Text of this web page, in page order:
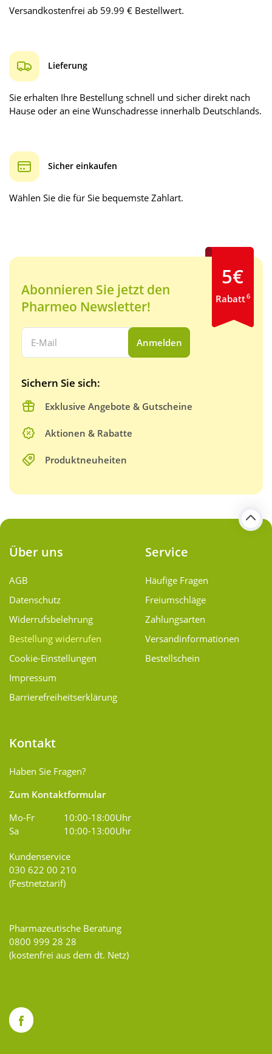
Versandkostenfrei ab 59.99 € Bestellwert.
Lieferung
Sie erhalten Ihre Bestellung schnell und sicher direkt nach
Hause oder an eine Wunschadresse innerhalb Deutschlands.
Sicher einkaufen
Wählen Sie die für Sie bequemste Zahlart.
Abonnieren Sie jetzt den
Pharmeo Newsletter!
Ihre E-Mail Adresse:
Anmelden
Sichern Sie sich:
Exklusive Angebote & Gutscheine
Aktionen & Rabatte
Produktneuheiten
5€
Rabatt6
Über uns
AGB
Datenschutz
Widerrufsbelehrung
Bestellung widerrufen
Cookie-Einstellungen
Impressum
Barrierefreiheitserklärung
Service
Häufige Fragen
Freiumschläge
Zahlungsarten
Versand­informationen
Bestellschein
Kontakt
Haben Sie Fragen?
Zum Kontaktformular
Mo-Fr
10:00-18:00Uhr
Sa
10:00-13:00Uhr
Kundenservice
030 622 00 210
(Festnetztarif)
Pharmazeutische Beratung
0800 999 28 28
(kostenfrei aus dem dt. Netz)